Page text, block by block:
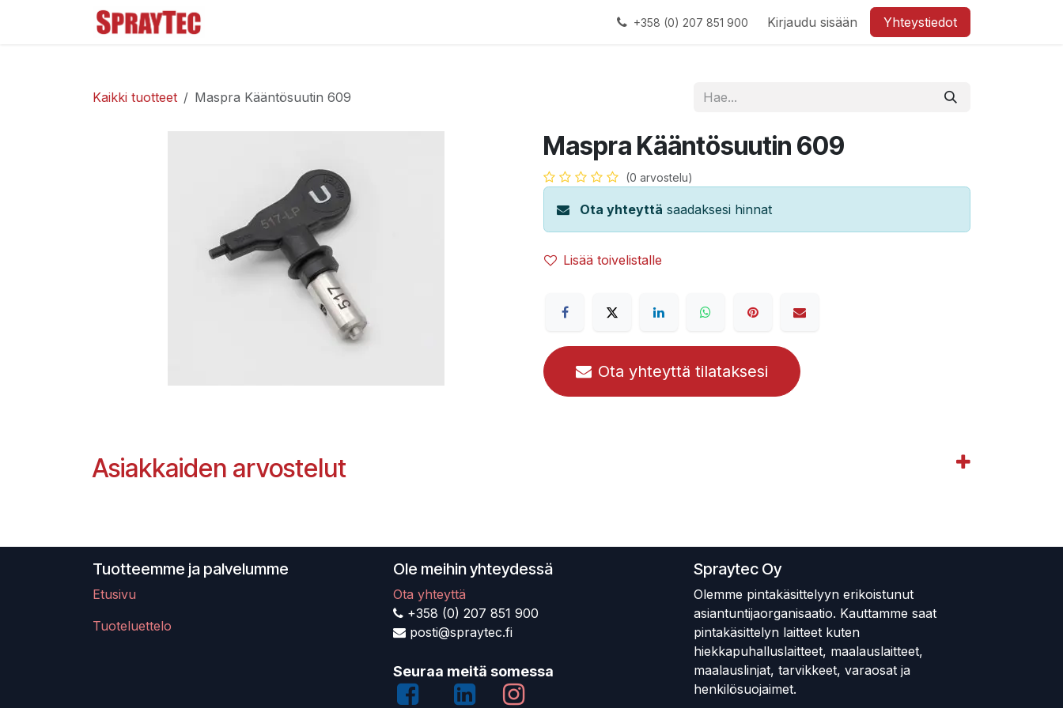
+358 (0) 207 851 900 Kirjaudu sisään Yhteystiedot
Kaikki tuotteet Maspra Kääntösuutin 609
Maspra Kääntösuutin 609
(0 arvostelu)
Ota yhteyttä saadaksesi hinnat
Lisää toivelistalle
Ota yhteyttä tilataksesi
Asiakkaiden arvostelut
Tuotteemme ja palvelumme
Etusivu
Tuoteluettelo
Ole meihin yhteydessä
Ota yhteyttä
+358 (0) 207 851 900
posti@spraytec.fi
Seuraa meitä somessa
Spraytec Oy
Olemme pintakäsittelyyn erikoistunut
asiantuntijaorganisaatio. Kauttamme saat
pintakäsittelyn laitteet kuten
hiekkapuhalluslaitteet, maalauslaitteet,
maalauslinjat, tarvikkeet, varaosat ja
henkilösuojaimet.